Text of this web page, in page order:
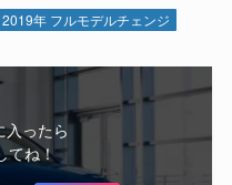
2019年 フルモデルチェンジ
入ったら
てね！